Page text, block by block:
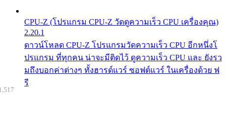
CPU-Z (โปรแกรม CPU-Z วัดดูความเร็ว CPU เครื่องคุณ)
2.20.1
ดาวน์โหลด CPU-Z โปรแกรมวัดความเร็ว CPU อีกหนึ่งโ
ปรแกรม ที่ทุกคน น่าจะมีติดไว้ ดูความเร็ว CPU และ ยังรว
มถึงบอกค่าต่างๆ ทั้งฮารด์แวร์ ซอฟต์แวร์ ในเครื่องด้วย ฟ
รี